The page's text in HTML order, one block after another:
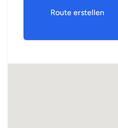
Route erstellen